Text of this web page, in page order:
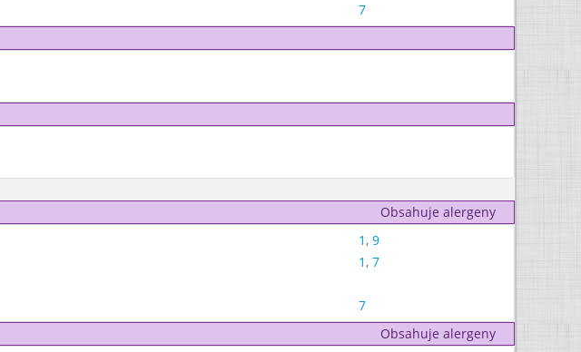
7
Obsahuje alergeny
1, 9
1, 7
7
Obsahuje alergeny